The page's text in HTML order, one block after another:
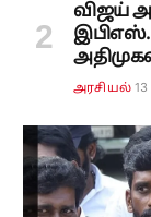
விஜய்
அரசியல் 13